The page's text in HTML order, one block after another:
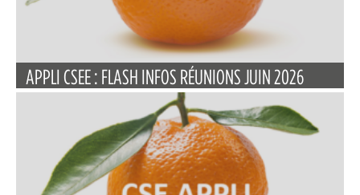
APPLI CSEE : FLASH INFOS RÉUNIONS JUIN 2026